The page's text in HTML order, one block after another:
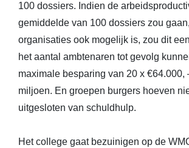
100 dossiers. Indien de
gemiddelde van 100 dossiers zou
organisaties ook mogelijk is, zou dit
het aantal ambtenaren tot gevolg
maximale besparing van 20 x €64.000,
miljoen. En groepen burgers hoeven
uitgesloten van schuldhulp.
Het college gaat bezuinigen op de